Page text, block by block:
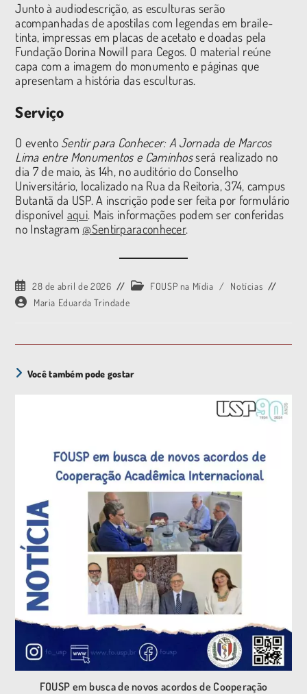
Junto à audiodescrição, as esculturas serão
acompanhadas de apostilas com legendas em braile-
tinta, impressas em placas de acetato e doadas pela
Fundação Dorina Nowill para Cegos. O material reúne
capa com a imagem do monumento e páginas que
apresentam a história das esculturas.
Serviço
O evento Sentir para Conhecer: A Jornada de Marcos
Lima entre Monumentos e Caminhosserá realizado no
dia 7 de maio, às 14h, no auditório do Conselho
Universitário, localizado na Rua da Reitoria, 374, campus
Butantã da USP. A inscrição pode ser feita por formulário
disponível aqui. Mais informações podem ser conferidas
no Instagram @Sentirparaconhecer.
28 de abril de 2026 FOUSP na Mídia / Notícias
Maria Eduarda Trindade
Você também pode gostar
FOUSP em busca de novos acordos de Cooperação